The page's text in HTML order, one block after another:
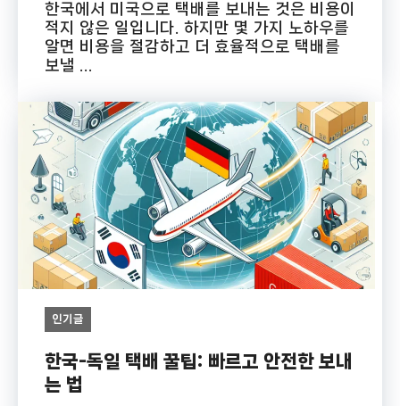
한국에서 미국으로 택배를 보내는 것은 비용이
적지 않은 일입니다. 하지만 몇 가지 노하우를
알면 비용을 절감하고 더 효율적으로 택배를
보낼 ...
인기글
한국-독일 택배 꿀팁: 빠르고 안전한 보내
는 법